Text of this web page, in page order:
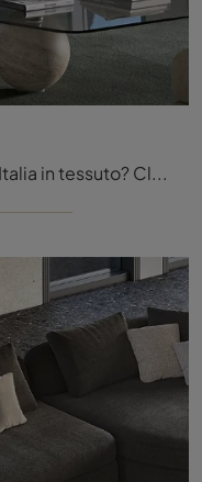
Cerchi salotti e divani Cattelan Italia in tessuto? Clicca e scopri di più sul modello Douglas per spazi moderni.